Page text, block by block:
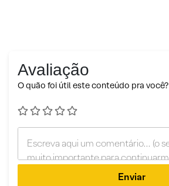
Avaliação
O quão foi útil este conteúdo pra você?
Enviar